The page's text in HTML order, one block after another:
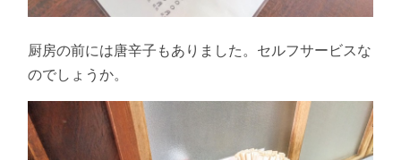
厨房の前には唐辛子もありました。セルフサービスな
のでしょうか。